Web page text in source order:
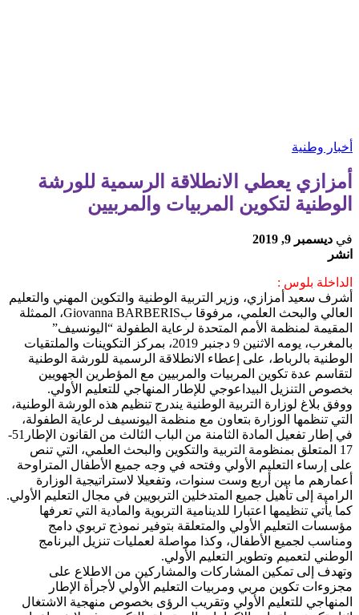
أخبار وطنية
أمزازي يعطي الانطلاقة الرسمية للورشة
الوطنية لتكوين المربيات والمربيين
في ديسمبر 9, 2019
انشر
الداخلة بلوس :
أشرف سعيد أمزازي، وزير التربية الوطنية والتكوين المهني والتعليم
العالي والبحث العلمي، مرفوقا بGiovanna BARBERIS، الممثلة
المقيمة لمنظمة الأمم المتحدة لرعاية الطفولة “اليونسيف”
بالمغرب، يومه الاثنين 9 دجنبر 2019، بمركز التكوينات والملتقيات
الوطنية بالرباط، على إعطاء الانطلاقة الرسمية للورشة الوطنية
لتقاسم عدة تكوين المربيات والمربيين مع المؤطرين الجهويين
بخصوص التنزيل البيداعوجي للإطار المنهاجي للتعليم الأولي.
ووفق بلاغ لوزارة التربية الوطنية يندرج تنظيم هذه الورشة الوطنية،
التي تنظمها الوزارة بتعاون مع منظمة اليونسيف لرعاية الطفولة،
في إطار تفعيل المادة الثامنة من الباب الثالث من القانون الإطار51-
17 المتعلق بمنظومة التربية والتكوين والبحث العلمي، التي تنص
على إرساء التعليم الأولي وفتحه في وجه جميع الأطفال المتراوحة
أعمارهم ما بين أربع وست سنوات، وتفعيلا لاستراتيجية الوزارة
الرامية إلى تأهيل جميع المتدخلين التربويين في مجال التعليم الأولي.
كما يأتي تنظيمها اعتبارا للدينامية التربوية والمادية التي تعرفها
مؤسسات التعليم الأولي والمتعلقة بتوفير نموذج تربوي دامج
ومناسب لجميع الأطفال، وكذا مواصلة لعمليات تنزيل البرنامج
الوطني لتعميم وتطوير التعليم الأولي.
وتهدف إلى تمكين المشاركات والمشاركين من الاطلاع على
مجزوءات تكوين مربي ومربيات التعليم الأولي لأجرأة الإطار
المنهاجي للتعليم الأولي وتقريب الرؤى بخصوص منهجية الاشتغال